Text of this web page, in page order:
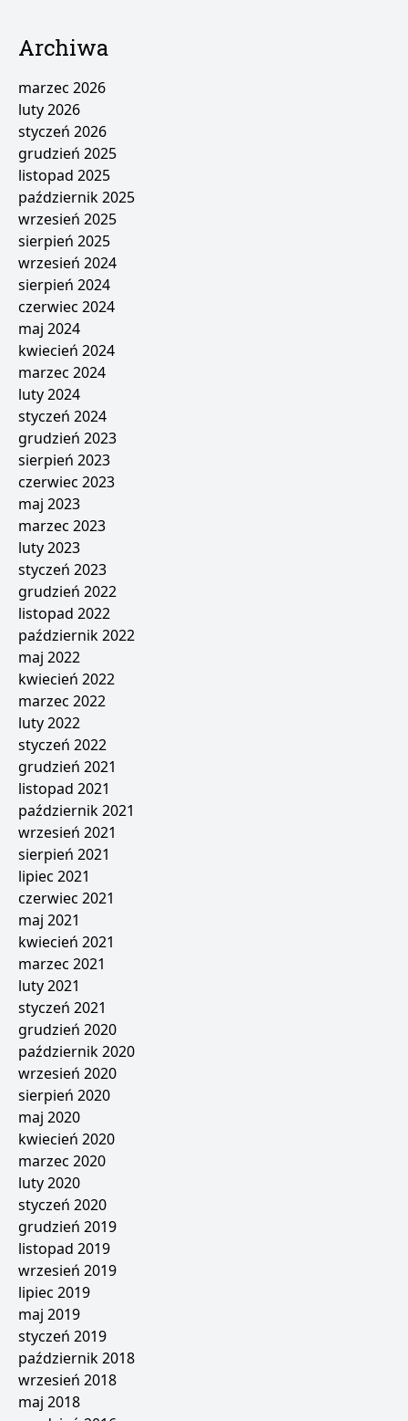
Archiwa
marzec 2026
luty 2026
styczeń 2026
grudzień 2025
listopad 2025
październik 2025
wrzesień 2025
sierpień 2025
wrzesień 2024
sierpień 2024
czerwiec 2024
maj 2024
kwiecień 2024
marzec 2024
luty 2024
styczeń 2024
grudzień 2023
sierpień 2023
czerwiec 2023
maj 2023
marzec 2023
luty 2023
styczeń 2023
grudzień 2022
listopad 2022
październik 2022
maj 2022
kwiecień 2022
marzec 2022
luty 2022
styczeń 2022
grudzień 2021
listopad 2021
październik 2021
wrzesień 2021
sierpień 2021
lipiec 2021
czerwiec 2021
maj 2021
kwiecień 2021
marzec 2021
luty 2021
styczeń 2021
grudzień 2020
październik 2020
wrzesień 2020
sierpień 2020
maj 2020
kwiecień 2020
marzec 2020
luty 2020
styczeń 2020
grudzień 2019
listopad 2019
wrzesień 2019
lipiec 2019
maj 2019
styczeń 2019
październik 2018
wrzesień 2018
maj 2018